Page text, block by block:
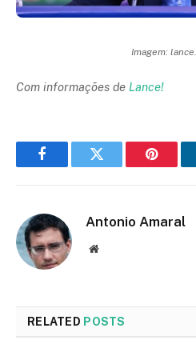
Imagem:
Com informações de Lance!
FacebookTwitter
Antonio Amaral
Website
RELATED POSTS